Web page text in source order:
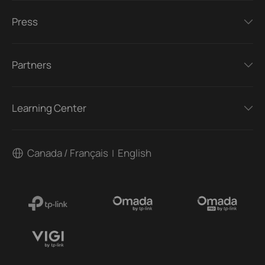
Press
Partners
Learning Center
Canada / Français | English